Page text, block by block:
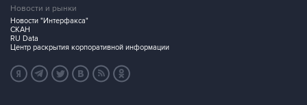
Новости и рынки
Новости "Интерфакса"
СКАН
RU Data
Центр раскрытия корпоративной информации